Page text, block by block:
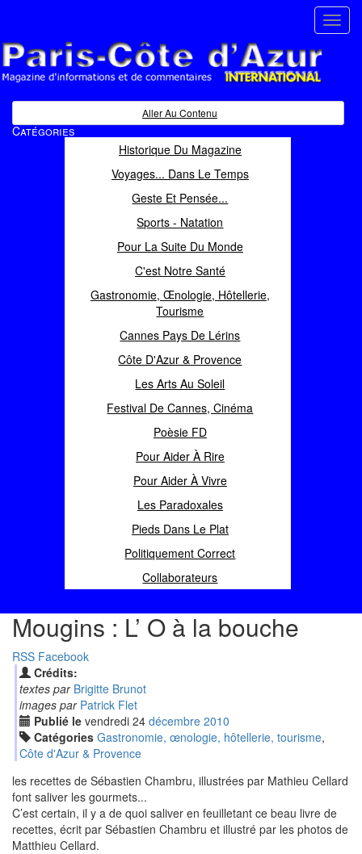
Magazine d'informations et de commentaires
Aller Au Contenu
Catégories
Historique Du Magazine
Voyages... Dans Le Temps
Geste Et Pensée...
Sports - Natation
Pour La Suite Du Monde
C'est Notre Santé
Gastronomie, Œnologie, Hôtellerie,
Tourisme
Cannes Pays De Lérins
Côte D'Azur & Provence
Les Arts Au Soleil
Festival De Cannes, Cinéma
Poèsie FD
Pour Aider À Rire
Pour Aider À Vivre
Les Paradoxales
Pieds Dans Le Plat
Politiquement Correct
Collaborateurs
Mougins : L’ O à la bouche
RSS Facebook
Crédits:
textes par Brigitte Brunot
images par Patrick Flet
Publié le vendredi 24 décembre 2010
Catégories Gastronomie, œnologie, hôtellerie, tourisme,
Côte d'Azur & Provence
les recettes de Sébastien Chambru, illustrées par Mathieu Cellard
font saliver les gourmets...
C’est certain, il y a de quoi saliver en feuilletant ce beau livre de
recettes, écrit par Sébastien Chambru et illustré par les photos de
Matthieu Cellard.